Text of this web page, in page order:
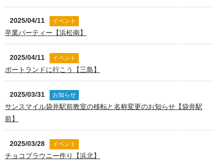
2025/04/11 イベント
卒業パーティー【浜松南】
2025/04/11 イベント
ボートランドに行こう【三島】
2025/03/31 お知らせ
サンスマイル袋井駅前教室の移転と名称変更のお知らせ【袋井駅
前】
2025/03/28 イベント
チョコブラウニー作り【浜北】